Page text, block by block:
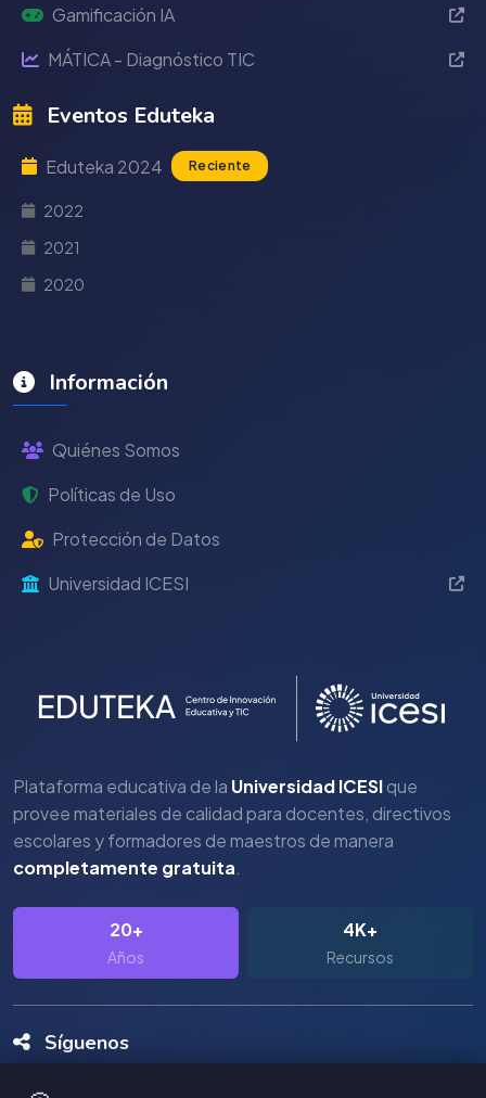
Gamificación IA
MÁTICA - Diagnóstico TIC
Eventos Eduteka
Eduteka 2024 Reciente
2022
2021
2020
Información
Quiénes Somos
Políticas de Uso
Protección de Datos
Universidad ICESI
Plataforma educativa de la Universidad ICESIque
provee materiales de calidad para docentes, directivos
escolares y formadores de maestros de manera
completamente gratuita.
20+
Años
4K+
Recursos
Síguenos